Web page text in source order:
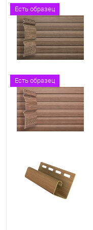
Есть образец
Есть образец